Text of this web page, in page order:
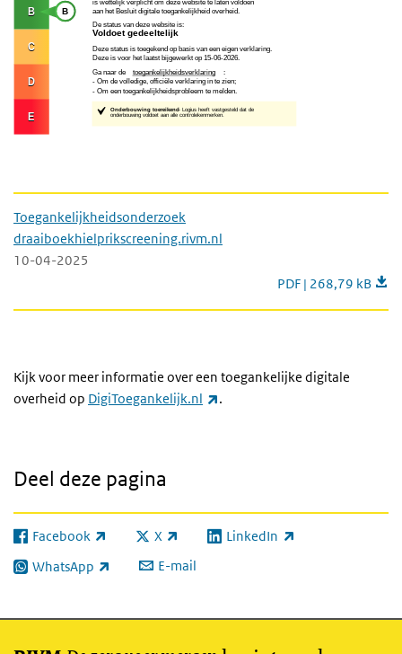
Toegankelijkheidsonderzoek
draaiboekhielprikscreening.rivm.nl
10-04-2025
PDF | 268,79 kB
Kijk voor meer informatie over een toegankelijke digitale
overheid op DigiToegankelijk.nl .
Deel deze pagina
Facebook
(externe link) X
(externe link) LinkedIn
(externe link)
WhatsApp
(externe link) E-mail